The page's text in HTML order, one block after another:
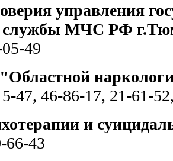
управления
службы МЧС РФ
49
47, 46-86-17, 21-61-
и
66-43